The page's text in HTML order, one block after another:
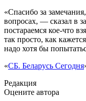
«Спасибо за
вопросах, — сказал в
постараемся кое-что
так просто, как
надо хотя бы
«СБ. Беларусь Сегодня
Редакция
Оцените автора